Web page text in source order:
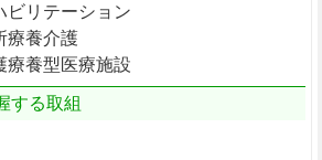
ビリテーション
療養介護
療養型医療施設
する取組